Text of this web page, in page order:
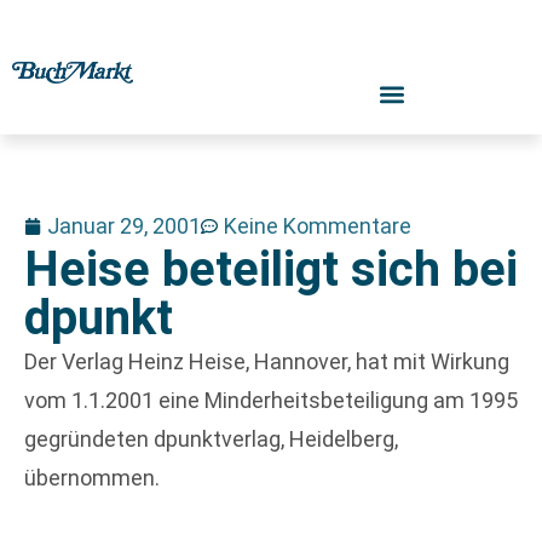
Januar 29, 2001 Keine Kommentare
Heise beteiligt sich bei
dpunkt
Der Verlag Heinz Heise, Hannover, hat mit Wirkung
vom 1.1.2001 eine Minderheitsbeteiligung am 1995
gegründeten dpunktverlag, Heidelberg,
übernommen.